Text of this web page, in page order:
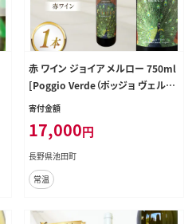
赤 ワイン ジョイア メルロー 750ml
[Poggio Verde（ポッジョ ヴェルデ）
長野県 池田町 48110670] 赤ワイン
コール
寄付金額
17,000円
長野県池田町
常温